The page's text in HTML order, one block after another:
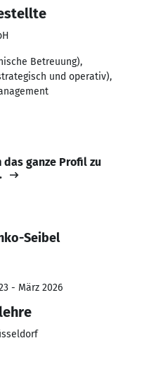
Betreuung),
und operativ),
das ganze Profil zu
Seibel
- März 2026